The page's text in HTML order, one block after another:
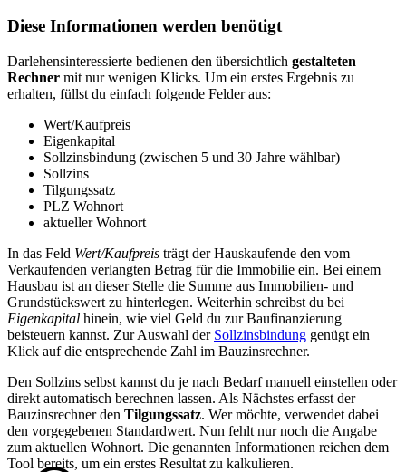
Diese Informationen werden benötigt
Darlehensinteressierte bedienen den übersichtlich gestalteten
Rechner mit nur wenigen Klicks. Um ein erstes Ergebnis zu
erhalten, füllst du einfach folgende Felder aus:
Wert/Kaufpreis
Eigenkapital
Sollzinsbindung (zwischen 5 und 30 Jahre wählbar)
Sollzins
Tilgungssatz
PLZ Wohnort
aktueller Wohnort
In das Feld Wert/Kaufpreis trägt der Hauskaufende den vom
Verkaufenden verlangten Betrag für die Immobilie ein. Bei einem
Hausbau ist an dieser Stelle die Summe aus Immobilien- und
Grundstückswert zu hinterlegen. Weiterhin schreibst du bei
Eigenkapital hinein, wie viel Geld du zur Baufinanzierung
beisteuern kannst. Zur Auswahl der Sollzinsbindung genügt ein
Klick auf die entsprechende Zahl im Bauzinsrechner.
Den Sollzins selbst kannst du je nach Bedarf manuell einstellen oder
direkt automatisch berechnen lassen. Als Nächstes erfasst der
Bauzinsrechner den Tilgungssatz. Wer möchte, verwendet dabei
den vorgegebenen Standardwert. Nun fehlt nur noch die Angabe
zum aktuellen Wohnort. Die genannten Informationen reichen dem
Tool bereits, um ein erstes Resultat zu kalkulieren.